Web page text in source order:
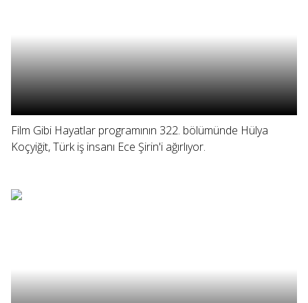
Film Gibi Hayatlar programının 322. bölümünde Hülya
Koçyiğit, Türk iş insanı Ece Şirin'i ağırlıyor.